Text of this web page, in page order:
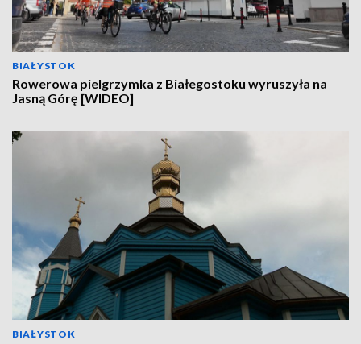
BIAŁYSTOK
Rowerowa pielgrzymka z Białegostoku wyruszyła na
Jasną Górę [WIDEO]
BIAŁYSTOK